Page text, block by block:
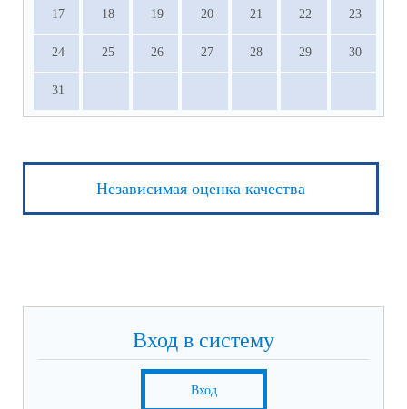
17 18 19 20 21 22 23
24 25 26 27 28 29 30
31
Независимая оценка качества
Вход в систему
Вход